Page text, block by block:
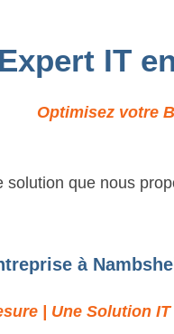
Expert IT
Optimisez votre
solution que nous
à
| Une Solution